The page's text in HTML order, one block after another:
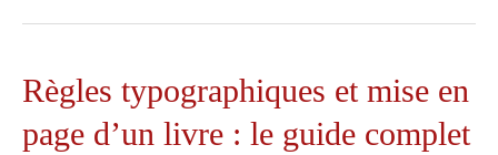
Règles typographiques et mise en
page d’un livre : le guide complet